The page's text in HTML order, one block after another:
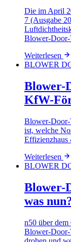
Die im April
7 (Ausgabe
Blower-Door-
Weiterlesen
BLOWER
Blower-
KfW-
Blower-Door-
ist, welche
Effizienzhaus
Weiterlesen
BLOWER
Blower-
was
n50 über dem
Blower-Door-